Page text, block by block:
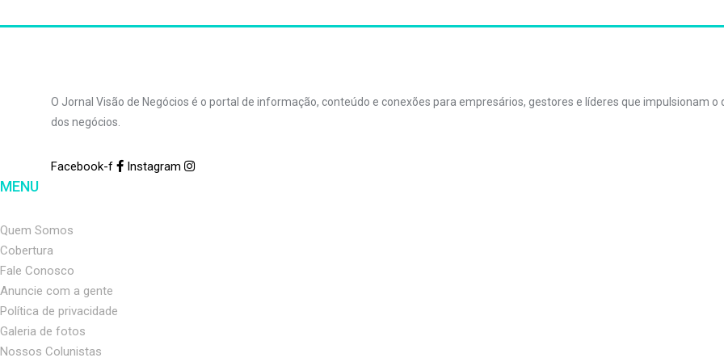
O Jornal Visão de Negócios é o portal de informação, conteúdo e conexões para empresários, gestores e líderes que impulsionam o
dos negócios.
Facebook-f Instagram
MENU
Quem Somos
Cobertura
Fale Conosco
Anuncie com a gente
Política de privacidade
Galeria de fotos
Nossos Colunistas